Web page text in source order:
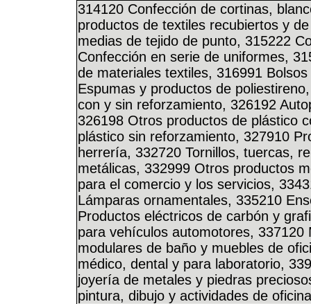
314120 Confección de cortinas,
productos de textiles recubiertos y
medias de tejido de punto, 315222
Confección en serie de uniformes,
de materiales textiles, 316991
Espumas y productos de
con y sin reforzamiento, 326192
326198 Otros productos de plástico
plástico sin reforzamiento, 327910
herrería, 332720 Tornillos, tuercas,
metálicas, 332999 Otros productos
para el comercio y los servicios,
Lámparas ornamentales, 335210
Productos eléctricos de carbón y
para vehículos automotores,
modulares de baño y muebles de
médico, dental y para laboratorio,
joyería de metales y piedras
pintura, dibujo y actividades de